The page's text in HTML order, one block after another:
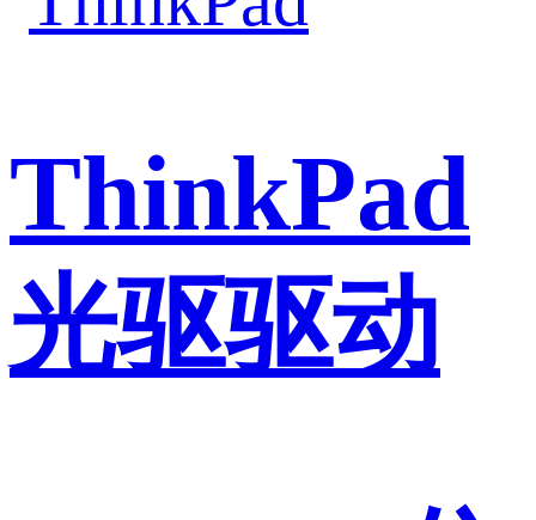
ThinkPad
光驱驱动